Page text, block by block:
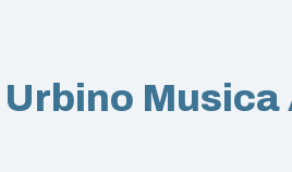
Urbino Musica